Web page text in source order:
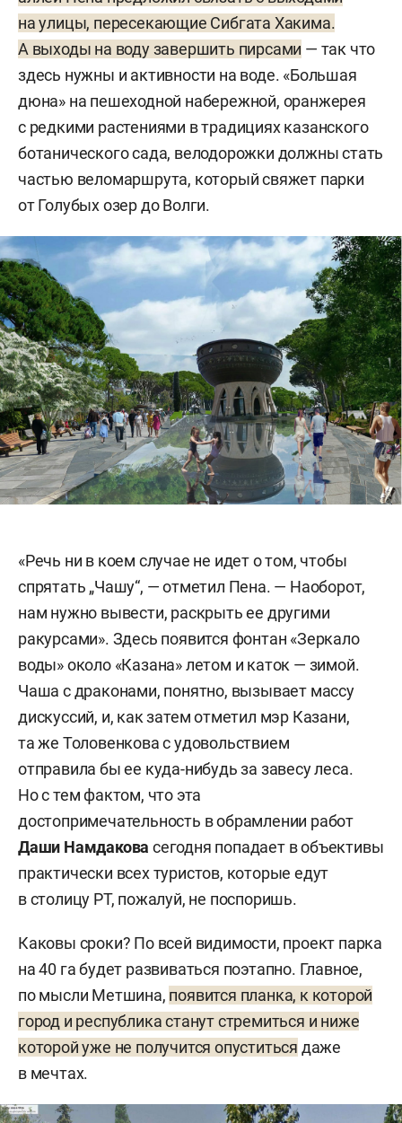
на улицы, пересекающие Сибгата Хакима.
А выходы на воду завершить пирсами — так что
здесь нужны и активности на воде. «Большая
дюна» на пешеходной набережной, оранжерея
с редкими растениями в традициях казанского
ботанического сада, велодорожки должны стать
частью веломаршрута, который свяжет парки
от Голубых озер до Волги.
«Речь ни в коем случае не идет о том, чтобы
спрятать „Чашу“, — отметил Пена. — Наоборот,
нам нужно вывести, раскрыть ее другими
ракурсами». Здесь появится фонтан «Зеркало
воды» около «Казана» летом и каток — зимой.
Чаша с драконами, понятно, вызывает массу
дискуссий, и, как затем отметил мэр Казани,
та же Толовенкова с удовольствием
отправила бы ее куда-нибудь за завесу леса.
Но с тем фактом, что эта
достопримечательность в обрамлении работ
Даши Намдакова сегодня попадает в объективы
практически всех туристов, которые едут
в столицу РТ, пожалуй, не поспоришь.
Каковы сроки? По всей видимости, проект парка
на 40 га будет развиваться поэтапно. Главное,
по мысли Метшина, появится планка, к которой
город и республика станут стремиться и ниже
которой уже не получится опуститься даже
в мечтах.